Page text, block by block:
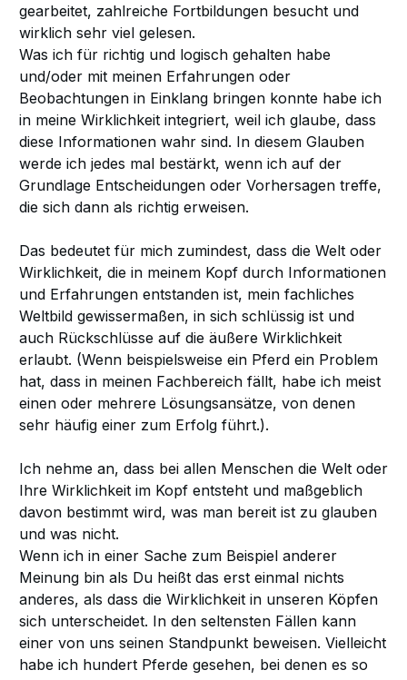
gearbeitet, zahlreiche Fortbildungen besucht und
wirklich sehr viel gelesen.
Was ich für richtig und logisch gehalten habe
und/oder mit meinen Erfahrungen oder
Beobachtungen in Einklang bringen konnte habe ich
in meine Wirklichkeit integriert, weil ich glaube, dass
diese Informationen wahr sind. In diesem Glauben
werde ich jedes mal bestärkt, wenn ich auf der
Grundlage Entscheidungen oder Vorhersagen treffe,
die sich dann als richtig erweisen.
Das bedeutet für mich zumindest, dass die Welt oder
Wirklichkeit, die in meinem Kopf durch Informationen
und Erfahrungen entstanden ist, mein fachliches
Weltbild gewissermaßen, in sich schlüssig ist und
auch Rückschlüsse auf die äußere Wirklichkeit
erlaubt. (Wenn beispielsweise ein Pferd ein Problem
hat, dass in meinen Fachbereich fällt, habe ich meist
einen oder mehrere Lösungsansätze, von denen
sehr häufig einer zum Erfolg führt.).
Ich nehme an, dass bei allen Menschen die Welt oder
Ihre Wirklichkeit im Kopf entsteht und maßgeblich
davon bestimmt wird, was man bereit ist zu glauben
und was nicht.
Wenn ich in einer Sache zum Beispiel anderer
Meinung bin als Du heißt das erst einmal nichts
anderes, als dass die Wirklichkeit in unseren Köpfen
sich unterscheidet. In den seltensten Fällen kann
einer von uns seinen Standpunkt beweisen. Vielleicht
habe ich hundert Pferde gesehen, bei denen es so